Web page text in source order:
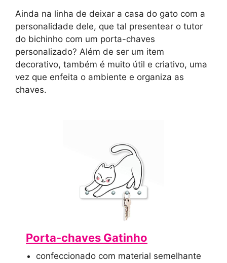
Ainda na linha de deixar a casa do gato com a
personalidade dele, que tal presentear o tutor
do bichinho com um porta-chaves
personalizado? Além de ser um item
decorativo, também é muito útil e criativo, uma
vez que enfeita o ambiente e organiza as
chaves.
Porta-chaves Gatinho
confeccionado com material semelhante